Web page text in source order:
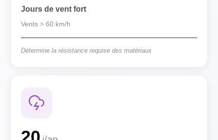
Jours de vent fort
Vents > 60 km/h
Détermine la résistance requise des matériaux